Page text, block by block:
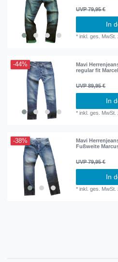
UVP 79,95 €
In
*inkl. ges. MwSt.
-44%
Mavi
regular fit
UVP 89,95 €
In
*inkl. ges. MwSt.
-38%
Mavi
Fußweite
UVP 79,95 €
In
*inkl. ges. MwSt.